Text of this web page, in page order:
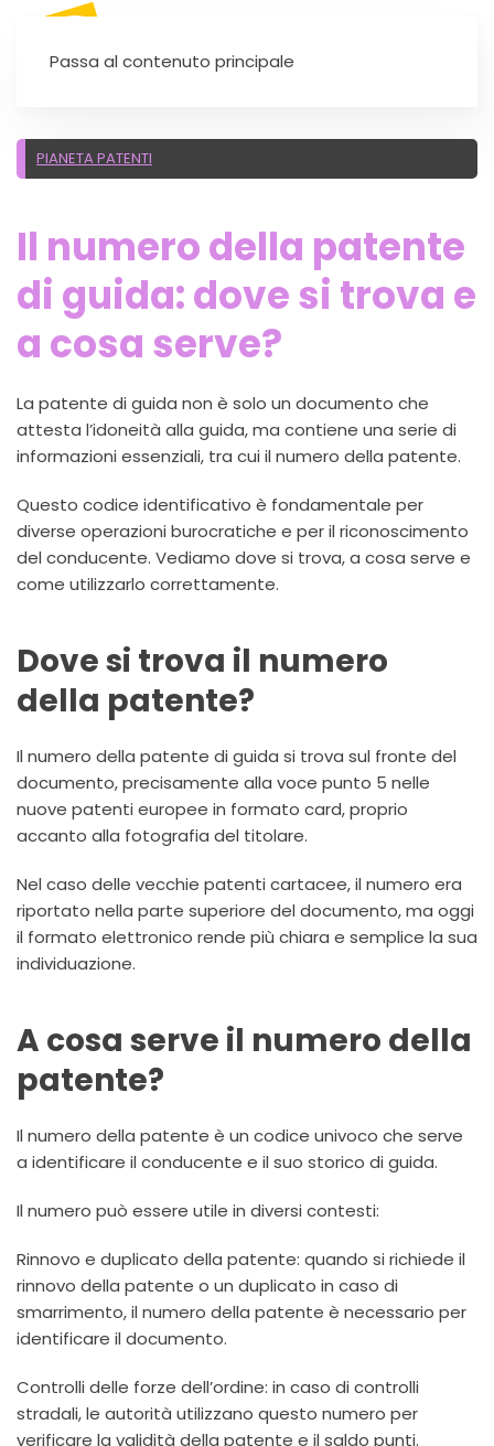
Passa al contenuto principale
PIANETA PATENTI
Il numero della patente
di guida: dove si trova e
a cosa serve?
La patente di guida non è solo un documento che
attesta l’idoneità alla guida, ma contiene una serie di
informazioni essenziali, tra cui il numero della patente.
Questo codice identificativo è fondamentale per
diverse operazioni burocratiche e per il riconoscimento
del conducente. Vediamo dove si trova, a cosa serve e
come utilizzarlo correttamente.
Dove si trova il numero
della patente?
Il numero della patente di guida si trova sul fronte del
documento, precisamente alla voce punto 5 nelle
nuove patenti europee in formato card, proprio
accanto alla fotografia del titolare.
Nel caso delle vecchie patenti cartacee, il numero era
riportato nella parte superiore del documento, ma oggi
il formato elettronico rende più chiara e semplice la sua
individuazione.
A cosa serve il numero della
patente?
Il numero della patente è un codice univoco che serve
a identificare il conducente e il suo storico di guida.
Il numero può essere utile in diversi contesti:
Rinnovo e duplicato della patente: quando si richiede il
rinnovo della patente o un duplicato in caso di
smarrimento, il numero della patente è necessario per
identificare il documento.
Controlli delle forze dell’ordine: in caso di controlli
stradali, le autorità utilizzano questo numero per
verificare la validità della patente e il saldo punti.